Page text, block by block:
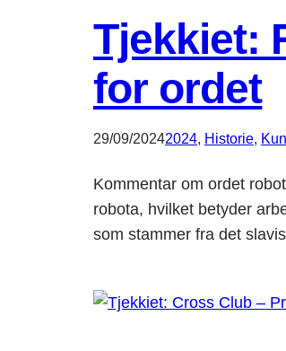
Tjekkiet:
for ordet
29/09/20242024, Historie,
Kommentar om ordet
robota, hvilket betyder
som stammer fra det